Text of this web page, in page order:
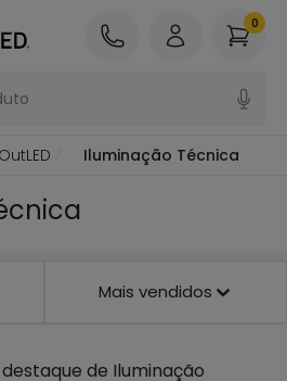
0
Iluminação Técnica
Mais vendidos
de Iluminação